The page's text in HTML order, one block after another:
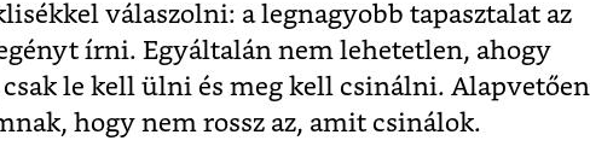
válaszolni: a legnagyobb tapasztalat az
írni. Egyáltalán nem lehetetlen, ahogy
le kell ülni és meg kell csinálni. Alapvetően
hogy nem rossz az, amit csinálok.